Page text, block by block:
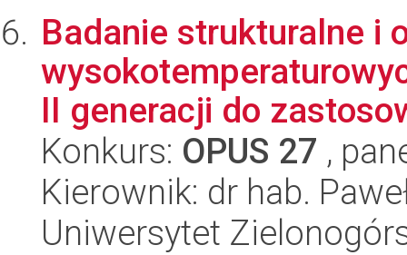
Badanie strukturalne i
II generacji do
Konkurs: OPUS 27 ,
Kierownik: dr hab.
Uniwersytet